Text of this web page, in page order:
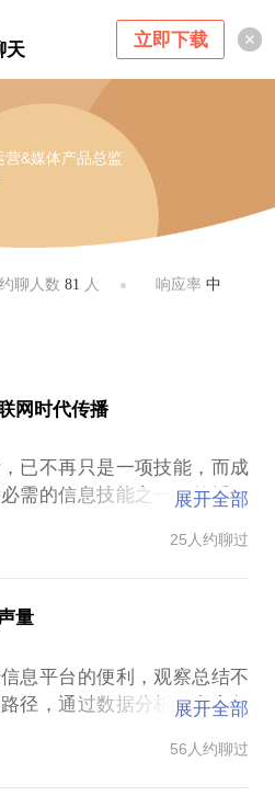
天 立即下载
营&媒体产品总监
约聊人数 81 人 响应率 中
网时代传播
已不再只是一项技能，而成
需的信息技能之一。传播，
以帮助我们自身更清晰了解
博、HTML5等传播方式，未
。作为个体，怎样找到适合
中寻找适合自身商业的传播
的影响力，寻找到自身的声
展开全部
25人约聊过
量
息平台的便利，观察总结不
径，通过数据分析、内容角
感兴趣的。每个企业的情况
展开全部
56人约聊过